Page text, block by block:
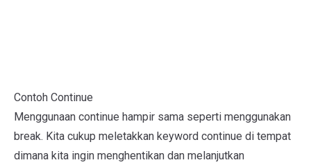
Contoh Continue
Menggunaan continue hampir sama seperti menggunakan
break. Kita cukup meletakkan keyword continue di tempat
dimana kita ingin menghentikan dan melanjutkan